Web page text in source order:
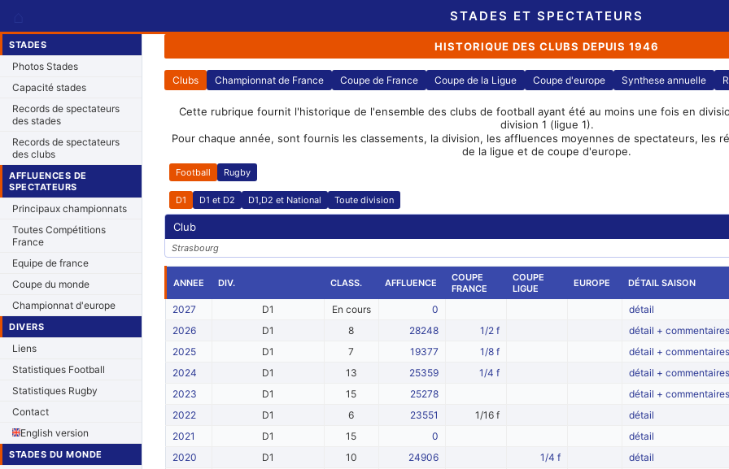
STADES ET SPECTATEURS
STADES
Photos Stades
Capacité stades
Records de spectateurs
des stades
Records de spectateurs
des clubs
AFFLUENCES DE
SPECTATEURS
Principaux championnats
Toutes Compétitions
France
Equipe de france
Coupe du monde
Championnat d'europe
DIVERS
Liens
Statistiques Football
Statistiques Rugby
Contact
English version
STADES DU MONDE
HISTORIQUE DES CLUBS DEPUIS 1946
Clubs Championnat de France Coupe de France Coupe de la Ligue Coupe d'europe Synthese annuelle
Cette rubrique fournit l'historique de l'ensemble des clubs de football ayant été au moins une fois en
division 1 (ligue 1).
Pour chaque année, sont fournis les classements, la division, les affluences moyennes de spectateurs, les
de la ligue et de coupe d'europe.
Football Rugby
D1 D1 et D2 D1,D2 et National Toute division
Club
Strasbourg
ANNEE DIV. CLASS. AFFLUENCE
COUPE
FRANCE
COUPE
LIGUE
EUROPE DÉTAIL SAISON
2027 D1 En cours 0
détail
2026
D1 8 28248 1/2 f
détail + commentaires
2025
D1 7 19377 1/8 f
détail + commentaires
2024
D1 13 25359 1/4 f
détail + commentaires
2023
D1 15 25278
détail + commentaires
2022
D1 6 23551 1/16 f
détail
2021
D1 15 0
détail
2020
D1 10 24906 1/4 f
détail